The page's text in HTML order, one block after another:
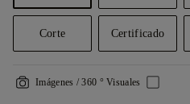
Corte Certificado
Imágenes / 360 ° Visuales